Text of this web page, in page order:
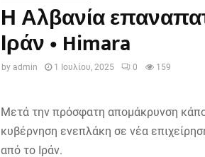
Η Αλβανία
Ιράν • Himara
by admin 1 Ιουλίου, 2025 0 159
Μετά την πρόσφατη απομάκρυνση
κυβέρνηση ενεπλάκη σε νέα
από το Ιράν.